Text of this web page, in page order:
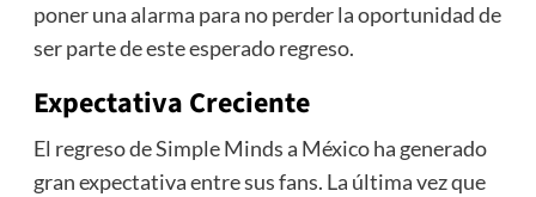
poner una alarma para no perder la oportunidad de
ser parte de este esperado regreso.
Expectativa Creciente
El regreso de Simple Minds a México ha generado
gran expectativa entre sus fans. La última vez que